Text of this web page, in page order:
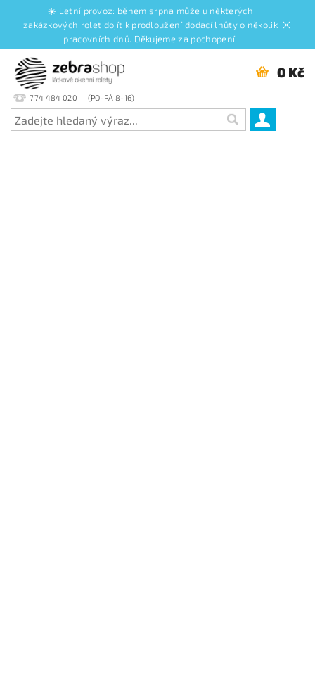
☀️ Letní provoz: během srpna může u některých
zakázkových rolet dojít k prodloužení dodací lhůty o několik
pracovních dnů. Děkujeme za pochopení.
774 484 020
0 Kč